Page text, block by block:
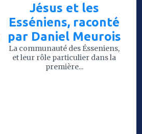
Jésus et les
Esséniens, raconté
par Daniel Meurois
La communauté des Ésseniens,
et leur rôle particulier dans la
première...